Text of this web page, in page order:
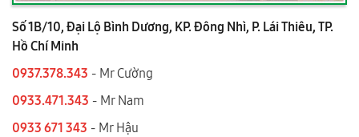
Số 1B/10, Đại Lộ Bình Dương, KP. Đông Nhì, P. Lái Thiêu, TP.
Hồ Chí Minh
0937.378.343 - Mr Cường
0933.471.343 - Mr Nam
0933 671 343 - Mr Hậu